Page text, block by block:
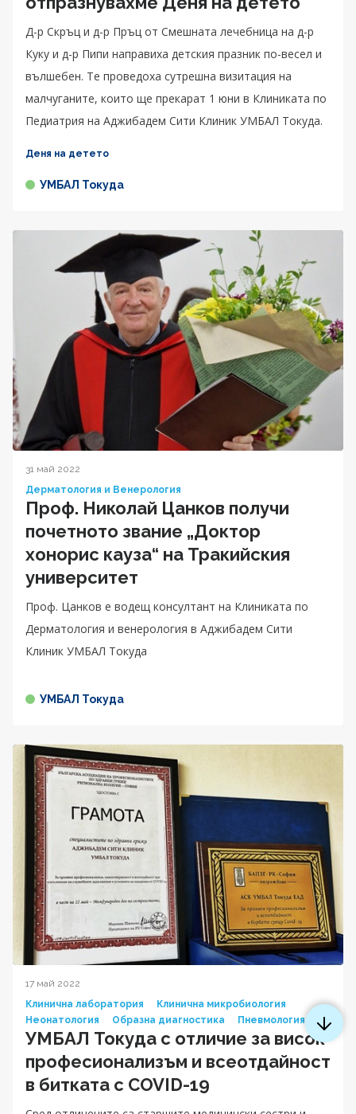
Д-р Скръц и д-р Пръц от Смешната лечебница на д-р
Куку и д-р Пипи направиха детския празник по-весел и
вълшебен. Те проведоха сутрешна визитация на
малчуганите, които ще прекарат 1 юни в Клиниката по
Педиатрия на Аджибадем Сити Клиник УМБАЛ Токуда.
Деня на детето
УМБАЛ Токуда
31 май 2022
Дерматология и Венерология
Проф. Николай Цанков получи
почетното звание „Доктор
хонорис кауза“ на Тракийския
университет
Проф. Цанков е водещ консултант на Клиниката по
Дерматология и венерология в Аджибадем Сити
Клиник УМБАЛ Токуда
УМБАЛ Токуда
17 май 2022
Клинична лаборатория
Клинична микробиология
Неонатология
Образна диагностика Пневмология
УМБАЛ Токуда с отличие за висок
професионализъм и всеотдайност
в битката с COVID-19